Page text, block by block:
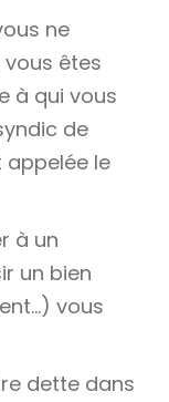
ne
êtes
à qui vous
de
appelée le
à un
un bien
vous
dette dans